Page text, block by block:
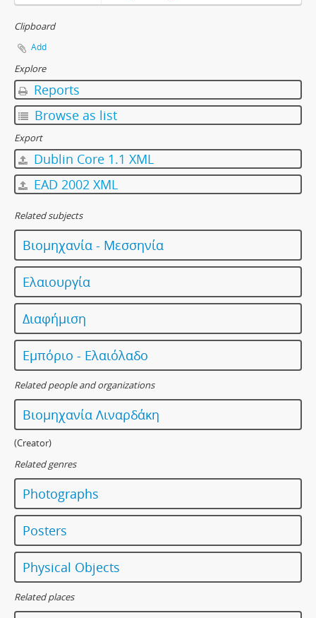
Clipboard
Add
Explore
Reports
Browse as list
Export
Dublin Core 1.1 XML
EAD 2002 XML
Related subjects
Βιομηχανία - Μεσσηνία
Ελαιουργία
Διαφήμιση
Εμπόριο - Ελαιόλαδο
Related people and organizations
Βιομηχανία Λιναρδάκη
(Creator)
Related genres
Photographs
Posters
Physical Objects
Related places